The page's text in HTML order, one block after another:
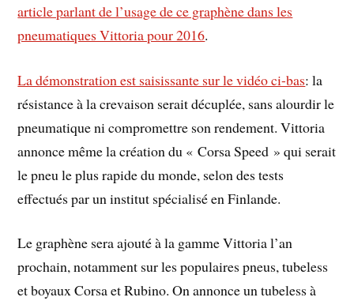
article parlant de l’usage de ce graphène dans les
pneumatiques Vittoria pour 2016.
La démonstration est saisissante sur le vidéo ci-bas: la
résistance à la crevaison serait décuplée, sans alourdir le
pneumatique ni compromettre son rendement. Vittoria
annonce même la création du « Corsa Speed » qui serait
le pneu le plus rapide du monde, selon des tests
effectués par un institut spécialisé en Finlande.
Le graphène sera ajouté à la gamme Vittoria l’an
prochain, notamment sur les populaires pneus, tubeless
et boyaux Corsa et Rubino. On annonce un tubeless à